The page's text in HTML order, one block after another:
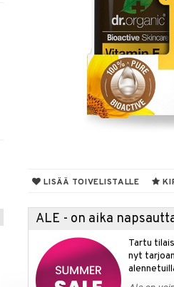
LISÄÄ TOIVELISTALLE
ALE - on aika
Tartu
nyt